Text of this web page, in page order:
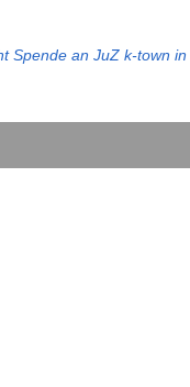
Spende an JuZ k-town